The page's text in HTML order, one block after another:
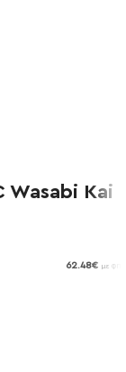
Wasabi Kai
62.48€ με ΦΠΑ